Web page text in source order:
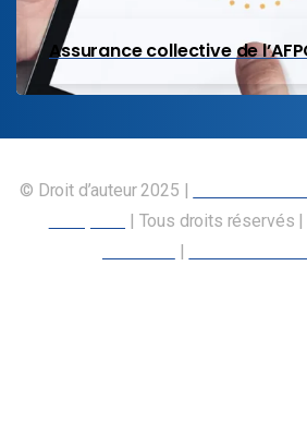
Assurance collective de
© Droit d’auteur 2025 |
| Tous droits réservés
|